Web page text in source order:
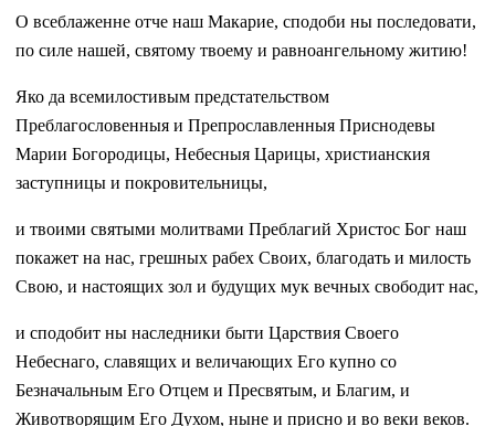
О всеблаженне отче наш Макарие, сподоби ны последовати,
по силе нашей, святому твоему и равноангельному житию!
Яко да всемилостивым предстательством
Преблагословенныя и Препрославленныя Приснодевы
Марии Богородицы, Небесныя Царицы, христианския
заступницы и покровительницы,
и твоими святыми молитвами Преблагий Христос Бог наш
покажет на нас, грешных рабех Своих, благодать и милость
Свою, и настоящих зол и будущих мук вечных свободит нас,
и сподобит ны наследники быти Царствия Своего
Небеснаго, славящих и величающих Его купно со
Безначальным Его Отцем и Пресвятым, и Благим, и
Животворящим Его Духом, ныне и присно и во веки веков.